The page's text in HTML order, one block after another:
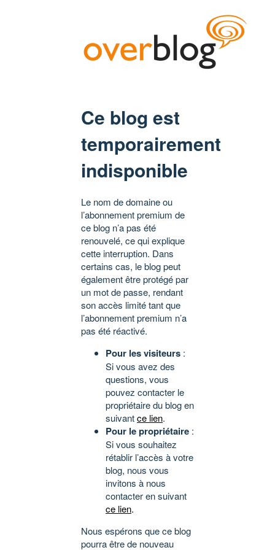
Ce blog est
temporairement
indisponible
Le nom de domaine ou
l’abonnement premium de
ce blog n’a pas été
renouvelé, ce qui explique
cette interruption. Dans
certains cas, le blog peut
également être protégé par
un mot de passe, rendant
son accès limité tant que
l’abonnement premium n’a
pas été réactivé.
Pour les visiteurs :
Si vous avez des
questions, vous
pouvez contacter le
propriétaire du blog en
suivantce lien.
Pour le propriétaire :
Si vous souhaitez
rétablir l’accès à votre
blog, nous vous
invitons à nous
contacter en suivant
ce lien.
Nous espérons que ce blog
pourra être de nouveau